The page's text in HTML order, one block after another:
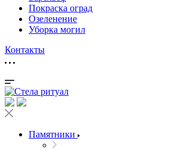
Покраска оград
Озеленение
Уборка могил
Контакты
Памятники